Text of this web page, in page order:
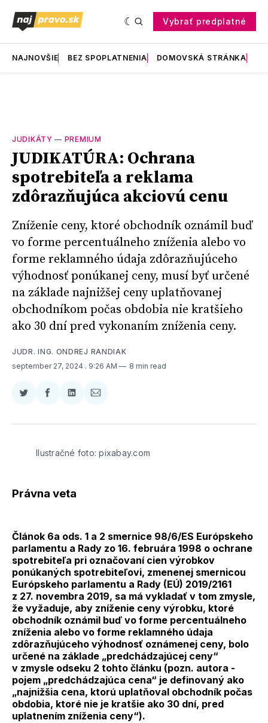
Vybrať predplatné
NAJNOVŠIE BEZ SPOPLATNENIA DOMOVSKÁ STRÁNKA
JUDIKÁTY — PREMIUM
JUDIKATÚRA: Ochrana
spotrebiteľa a reklama
zdôrazňujúca akciovú cenu
Zníženie ceny, ktoré obchodník oznámil buď
vo forme percentuálneho zníženia alebo vo
forme reklamného údaja zdôrazňujúceho
výhodnosť ponúkanej ceny, musí byť určené
na základe najnižšej ceny uplatňovanej
obchodníkom počas obdobia nie kratšieho
ako 30 dní pred vykonaním zníženia ceny.
JUDR. ING. ONDREJ RANDIAK
september 27, 2024 . 9:26 AM 8 min read
Zdieľať
Twitter
Zdieľať
Facebooku
Zdieľať
LinkedIne
Zdieľať
E-
Ilustračné foto: pixabay.com
Právna veta
Článok 6a ods. 1 a 2 smernice 98/6/ES Európskeho
parlamentu a Rady zo 16. februára 1998 o ochrane
spotrebiteľa pri označovaní cien výrobkov
ponúkaných spotrebiteľovi, zmenenej smernicou
Európskeho parlamentu a Rady (EÚ) 2019/2161
z 27. novembra 2019, sa má vykladať v tom zmysle,
že vyžaduje, aby zníženie ceny výrobku, ktoré
obchodník oznámil buď vo forme percentuálneho
zníženia alebo vo forme reklamného údaja
zdôrazňujúceho výhodnosť oznámenej ceny, bolo
určené na základe „predchádzajúcej ceny“
v zmysle odseku 2 tohto článku (pozn. autora -
pojem „predchádzajúca cena“ je definovaný ako
„najnižšia cena, ktorú uplatňoval obchodník počas
obdobia, ktoré nie je kratšie ako 30 dní, pred
uplatnením zníženia ceny“).